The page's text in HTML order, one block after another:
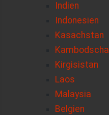
Indien
Indonesien
Kasachstan
Kambodscha
Kirgisistan
Laos
Malaysia
Belgien